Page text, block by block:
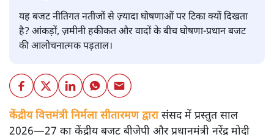
यह बजट नीतिगत नतीजों से ज़्यादा घोषणाओं पर टिका क्यों दिखता
है? आंकड़ों, ज़मीनी हकीकत और वादों के बीच घोषणा-प्रधान बजट
की आलोचनात्मक पड़ताल।
केंद्रीय वित्तमंत्री निर्मला सीतारमण द्वारासंसद में प्रस्तुत साल
2026—27 का केंद्रीय बजट बीजेपी और प्रधानमंत्री नरेंद्र मोदी